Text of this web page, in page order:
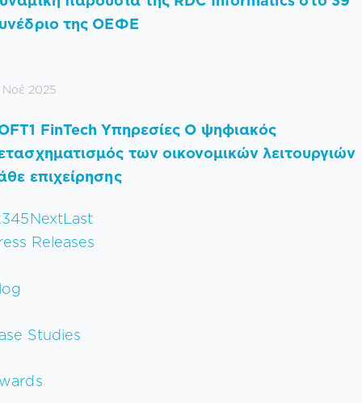
της ΟΕΦΕ
Νοέ 2025
FinTech Υπηρεσίες Ο ψηφιακός
των οικονομικών λειτουργιών
επιχείρησης
345NextLast
Releases
Studies